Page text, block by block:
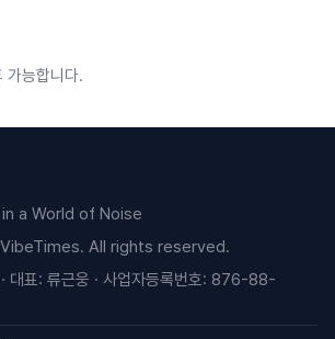
가능합니다.
a World of Noise
All rights reserved.
대표: 류근웅 · 사업자등록번호: 876-88-